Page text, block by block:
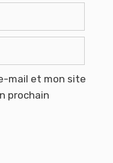
mail et mon site
prochain